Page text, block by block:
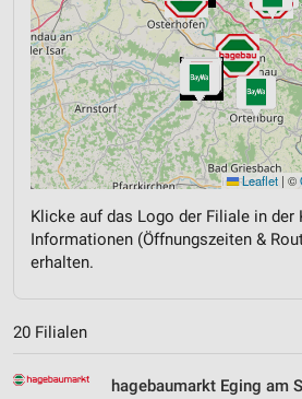
Leaflet | ©
Klicke auf das Logo der Filiale in der
Informationen (Öffnungszeiten &
erhalten.
20 Filialen
hagebaumarkt Eging am